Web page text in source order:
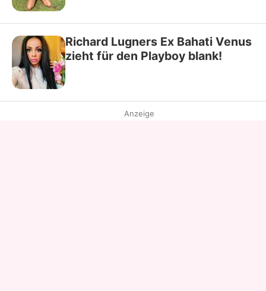
Richard Lugners Ex Bahati Venus
zieht für den Playboy blank!
Anzeige